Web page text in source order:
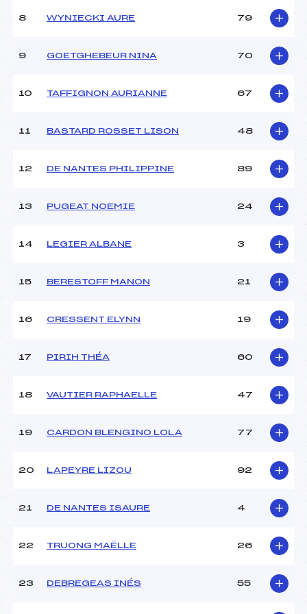
Ouvreurs C :
BRACHET (MB)
SAGNARD (MB)
11H44
MASSON (MB)
Ouvreurs B :
GIULIANI (MB)
Ouvreurs D :
BRACHET (MB)
MESSAOUDI (MB)
Température arrivée :
U12
8 WYNIECKI AURE 79
9 GOETGHEBEUR NINA 70
10 TAFFIGNON AURIANNE 67
11 BASTARD ROSSET LISON 48
12 DE NANTES PHILIPPINE 89
13 PUGEAT NOEMIE 24
14 LEGIER ALBANE 3
15 BERESTOFF MANON 21
16 CRESSENT ELYNN 19
17 PIRIH THÉA 60
18 VAUTIER RAPHAELLE 47
19 CARDON BLENGINO LOLA 77
20 LAPEYRE LIZOU 92
21 DE NANTES ISAURE 4
22 TRUONG MAËLLE 26
23 DEBREGEAS INÉS 55